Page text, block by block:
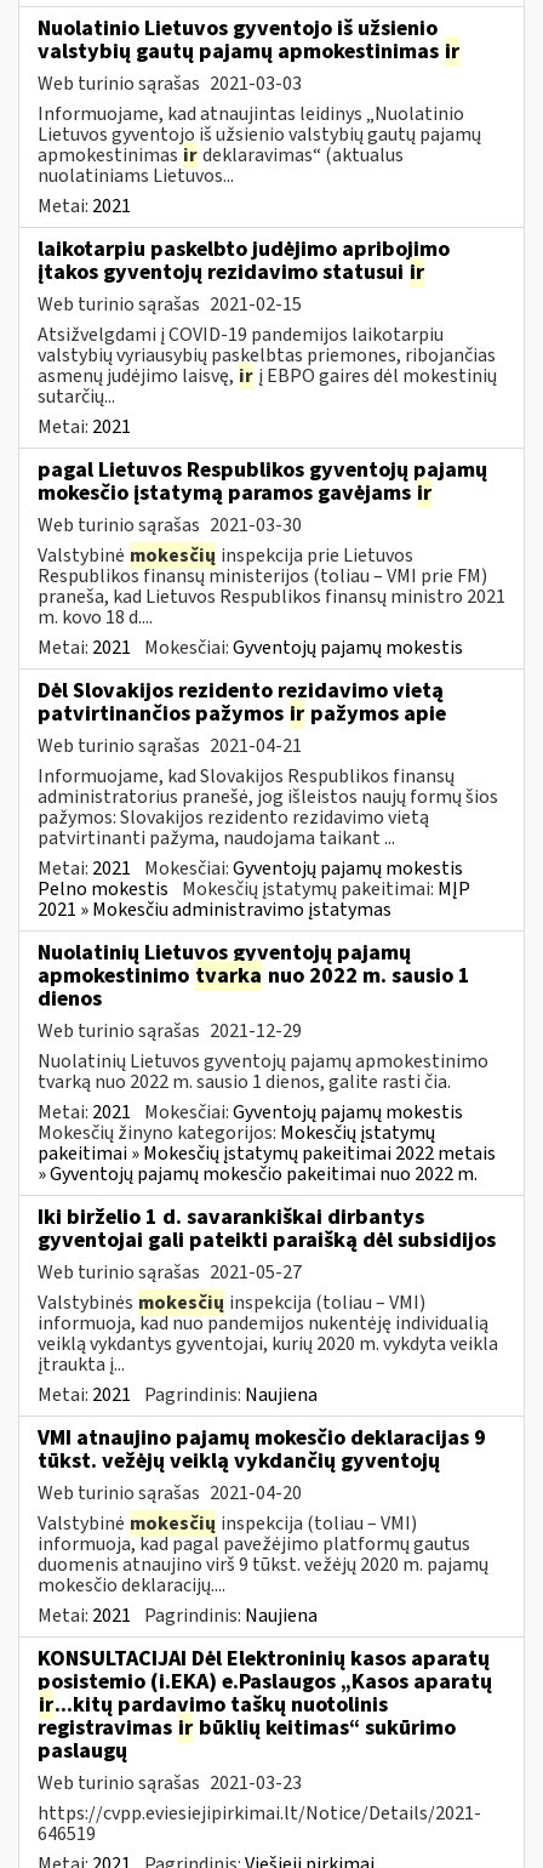
Nuolatinio Lietuvos gyventojo iš užsienio
valstybių gautų pajamų apmokestinimas ir
Web turinio sąrašas 2021-03-03
Informuojame, kad atnaujintas leidinys „Nuolatinio
Lietuvos gyventojo iš užsienio valstybių gautų pajamų
apmokestinimas irdeklaravimas“ (aktualus
nuolatiniams Lietuvos...
Metai: 2021
laikotarpiu paskelbto judėjimo apribojimo
įtakos gyventojų rezidavimo statusui ir
Web turinio sąrašas 2021-02-15
Atsižvelgdami į COVID-19 pandemijos laikotarpiu
valstybių vyriausybių paskelbtas priemones, ribojančias
asmenų judėjimo laisvę, ir į EBPO gaires dėl mokestinių
sutarčių...
Metai: 2021
pagal Lietuvos Respublikos gyventojų pajamų
mokesčio įstatymą paramos gavėjams ir
Web turinio sąrašas 2021-03-30
Valstybinė mokesčių inspekcija prie Lietuvos
Respublikos finansų ministerijos (toliau – VMI prie FM)
praneša, kad Lietuvos Respublikos finansų ministro 2021
m. kovo 18 d....
Metai: 2021 Mokesčiai:Gyventojų pajamų mokestis
Dėl Slovakijos rezidento rezidavimo vietą
patvirtinančios pažymos ir pažymos apie
Web turinio sąrašas 2021-04-21
Informuojame, kad Slovakijos Respublikos finansų
administratorius pranešė, jog išleistos naujų formų šios
pažymos: Slovakijos rezidento rezidavimo vietą
patvirtinanti pažyma, naudojama taikant ...
Metai: 2021 Mokesčiai:Gyventojų pajamų mokestis
Pelno mokestis Mokesčių įstatymų pakeitimai: MĮP
2021 » Mokesčiu administravimo įstatymas
Nuolatinių Lietuvos gyventojų pajamų
apmokestinimo tvarka nuo 2022 m. sausio 1
dienos
Web turinio sąrašas 2021-12-29
Nuolatinių Lietuvos gyventojų pajamų apmokestinimo
tvarką nuo 2022 m. sausio 1 dienos, galite rasti čia.
Metai: 2021 Mokesčiai:Gyventojų pajamų mokestis
Mokesčių žinyno kategorijos: Mokesčių įstatymų
pakeitimai » Mokesčių įstatymų pakeitimai 2022 metais
» Gyventojų pajamų mokesčio pakeitimai nuo 2022 m.
Iki birželio 1 d. savarankiškai dirbantys
gyventojai gali pateikti paraišką dėl subsidijos
Web turinio sąrašas 2021-05-27
Valstybinės mokesčių inspekcija (toliau – VMI)
informuoja, kad nuo pandemijos nukentėję individualią
veiklą vykdantys gyventojai, kurių 2020 m. vykdyta veikla
įtraukta į...
Metai: 2021 Pagrindinis: Naujiena
VMI atnaujino pajamų mokesčio deklaracijas 9
tūkst. vežėjų veiklą vykdančių gyventojų
Web turinio sąrašas 2021-04-20
Valstybinė mokesčių inspekcija (toliau – VMI)
informuoja, kad pagal pavežėjimo platformų gautus
duomenis atnaujino virš 9 tūkst. vežėjų 2020 m. pajamų
mokesčio deklaracijų....
Metai: 2021 Pagrindinis: Naujiena
KONSULTACIJAI Dėl Elektroninių kasos aparatų
posistemio (i.EKA) e.Paslaugos „Kasos aparatų
ir...kitų pardavimo taškų nuotolinis
registravimas ir būklių keitimas“ sukūrimo
paslaugų
Web turinio sąrašas 2021-03-23
https://cvpp.eviesiejipirkimai.lt/Notice/Details/2021-
646519